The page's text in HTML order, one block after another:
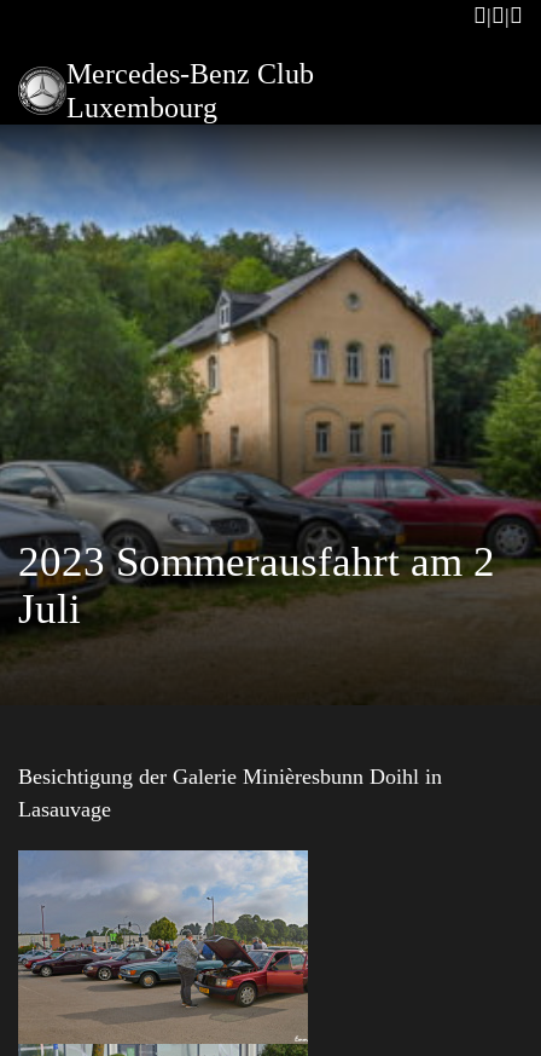
Mercedes-Benz Club
Luxembourg
2023 Sommerausfahrt am 2
Juli
Besichtigung der Galerie Minièresbunn Doihl in
Lasauvage